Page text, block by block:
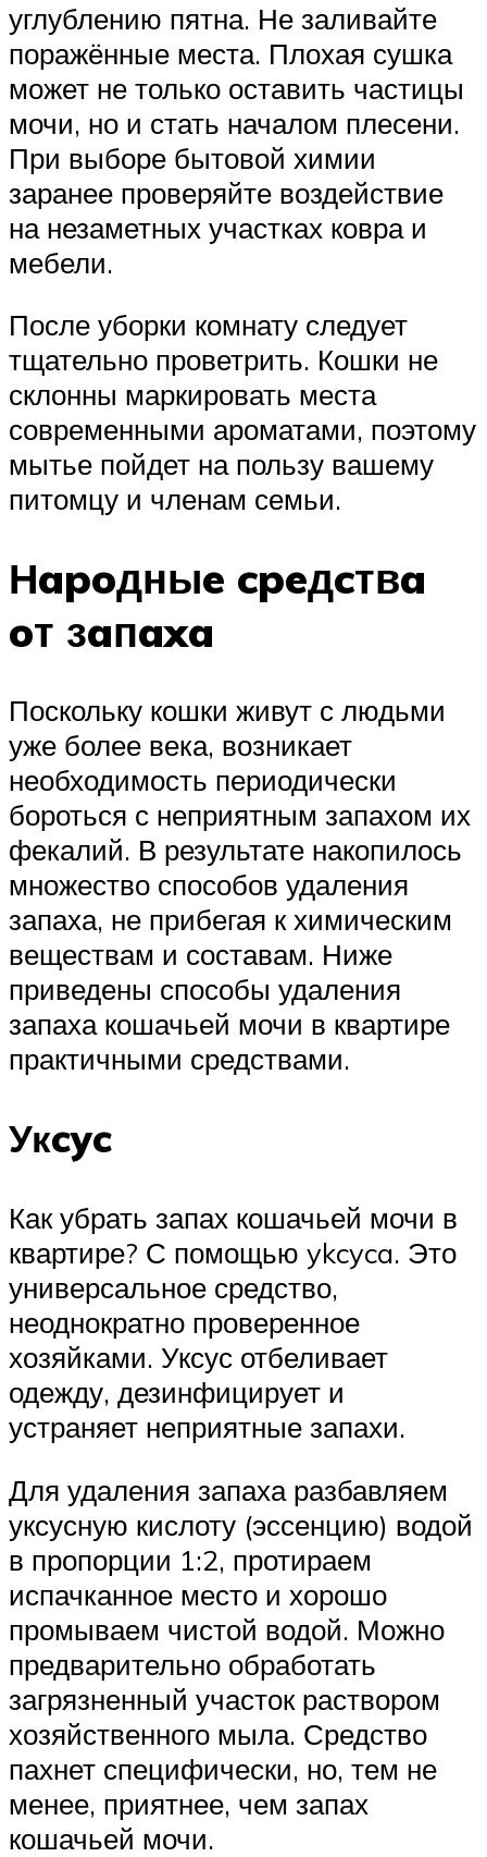
углублению пятна. Не заливайте
поражённые места. Плохая сушка
может не только оставить частицы
мочи, но и стать началом плесени.
При выборе бытовой химии
заранее проверяйте воздействие
на незаметных участках ковра и
мебели.
После уборки комнату следует
тщательно проветрить. Кошки не
склонны маркировать места
современными ароматами, поэтому
мытье пойдет на пользу вашему
питомцу и членам семьи.
Нapoдныe cpeдcтвa
oт зaпaxa
Поскольку кошки живут с людьми
уже более века, возникает
необходимость периодически
бороться с неприятным запахом их
фекалий. В результате накопилось
множество способов удаления
запаха, не прибегая к химическим
веществам и составам. Ниже
приведены способы удаления
запаха кошачьей мочи в квартире
практичными средствами.
Укcyc
Как убрать запах кошачьей мочи в
квартире? С помощью ykcyca. Это
универсальное средство,
неоднократно проверенное
хозяйками. Уксус отбеливает
одежду, дезинфицирует и
устраняет неприятные запахи.
Для удаления запаха разбавляем
уксусную кислоту (эссенцию) водой
в пропорции 1:2, протираем
испачканное место и хорошо
промываем чистой водой. Можно
предварительно обработать
загрязненный участок раствором
хозяйственного мыла. Средство
пахнет специфически, но, тем не
менее, приятнее, чем запах
кошачьей мочи.